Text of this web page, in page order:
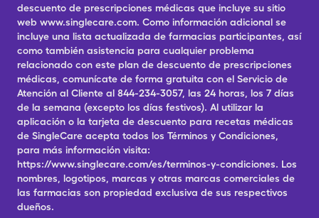
descuento de prescripciones médicas que incluye su sitio
web www.singlecare.com. Como información adicional se
incluye una lista actualizada de farmacias participantes, así
como también asistencia para cualquier problema
relacionado con este plan de descuento de prescripciones
médicas, comunícate de forma gratuita con el Servicio de
Atención al Cliente al 844-234-3057, las 24 horas, los 7 días
de la semana (excepto los días festivos). Al utilizar la
aplicación o la tarjeta de descuento para recetas médicas
de SingleCare acepta todos los Términos y Condiciones,
para más información visita:
https://www.singlecare.com/es/terminos-y-condiciones. Los
nombres, logotipos, marcas y otras marcas comerciales de
las farmacias son propiedad exclusiva de sus respectivos
dueños.